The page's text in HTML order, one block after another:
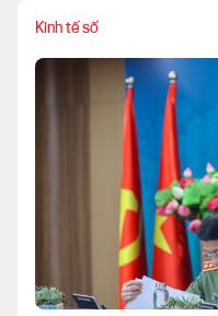
Kinh tế số